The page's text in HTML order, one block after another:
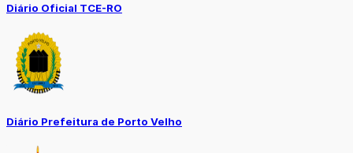
Diário Oficial TCE-RO
Diário Prefeitura de Porto Velho